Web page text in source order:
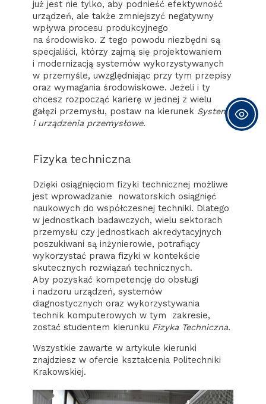
już jest nie tylko, aby podnieść efektywność
urządzeń, ale także zmniejszyć negatywny
wpływa procesu produkcyjnego
na środowisko. Z tego powodu niezbędni są
specjaliści, którzy zajmą się projektowaniem
i modernizacją systemów wykorzystywanych
w przemyśle, uwzględniając przy tym przepisy
oraz wymagania środowiskowe. Jeżeli i ty
chcesz rozpocząć karierę w jednej z wielu
gałęzi przemysłu, postaw na kierunek Systemy
i urządzenia przemysłowe.
Fizyka techniczna
Dzięki osiągnięciom fizyki technicznej możliwe
jest wprowadzanie nowatorskich osiągnięć
naukowych do współczesnej techniki. Dlatego
w jednostkach badawczych, wielu sektorach
przemysłu czy jednostkach akredytacyjnych
poszukiwani są inżynierowie, potrafiący
wykorzystać prawa fizyki w kontekście
skutecznych rozwiązań technicznych.
Aby pozyskać kompetencję do obsługi
i nadzoru urządzeń, systemów
diagnostycznych oraz wykorzystywania
technik komputerowych w tym zakresie,
zostać studentem kierunku Fizyka Techniczna.
Wszystkie zawarte w artykule kierunki
znajdziesz w ofercie kształcenia Politechniki
Krakowskiej.